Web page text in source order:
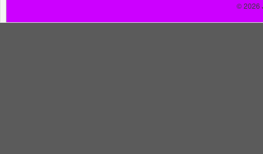
© 2026